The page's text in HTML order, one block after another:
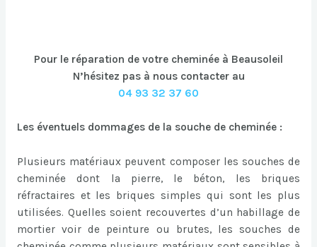
Pour le réparation de votre cheminée à Beausoleil
N’hésitez pas à nous contacter au
04 93 32 37 60
Les éventuels dommages de la souche de cheminée :
Plusieurs matériaux peuvent composer les souches de
cheminée dont la pierre, le béton, les briques
réfractaires et les briques simples qui sont les plus
utilisées. Quelles soient recouvertes d’un habillage de
mortier voir de peinture ou brutes, les souches de